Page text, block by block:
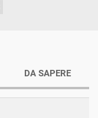
DA SAPERE